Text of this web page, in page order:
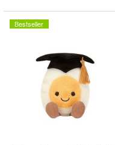
Bestseller